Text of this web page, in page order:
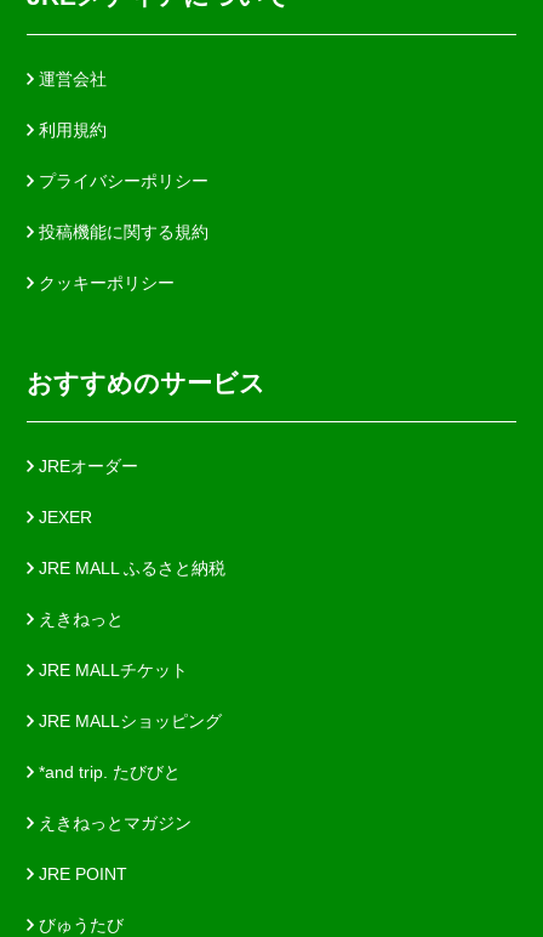
運営会社
利用規約
プライバシーポリシー
投稿機能に関する規約
クッキーポリシー
おすすめのサービス
JREオーダー
JEXER
JRE MALL ふるさと納税
えきねっと
JRE MALLチケット
JRE MALLショッピング
*and trip. たびびと
えきねっとマガジン
JRE POINT
びゅうたび